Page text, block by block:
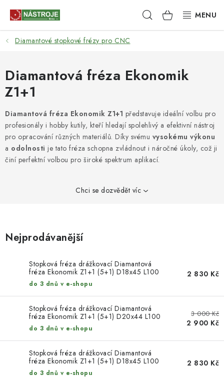
Hledat NÁKUPNÍ
KOŠÍK
NÁSTROJE
AKCE
BRUSIVO
ELEKTRONÁŘADÍ
LEPENÍ A SPOJOVÁNÍ
STROJE DO DÍLNY
NÁSTROJE PRO STOLAŘE
NÁSTROJE PRO OPRACOVÁNÍ KOVU
NÁSTROJE PRO ŘEZÁNÍ DŘEVA
Diamantové stopkové frézy pro CNC
Diamantová fréza Ekonomik
Z1+1
Diamantová fréza Ekonomik Z1+1 představuje ideální volbu pro
profesionály i hobby kutily, kteří hledají spolehlivý a efektivní nástroj
pro opracování různých materiálů. Díky svému vysokému výkonu
a odolnosti je tato fréza schopna zvládnout i náročné úkoly, což ji
činí perfektní volbou pro široké spektrum aplikací.
Chci se dozvědět víc
Nejprodávanější
Stopková fréza drážkovací Diamantová
fréza Ekonomik Z1+1 (5+1) D18x45 L100
A=20x50 levá
do 3 dnů v e-shopu
2 830 Kč
Stopková fréza drážkovací Diamantová
fréza Ekonomik Z1+1 (5+1) D20x44 L100
A=20x50
do 3 dnů v e-shopu
3 000 Kč
2 900 Kč
Stopková fréza drážkovací Diamantová
fréza Ekonomik Z1+1 (5+1) D18x45 L100
A=20x50 pravá
do 3 dnů v e-shopu
2 830 Kč